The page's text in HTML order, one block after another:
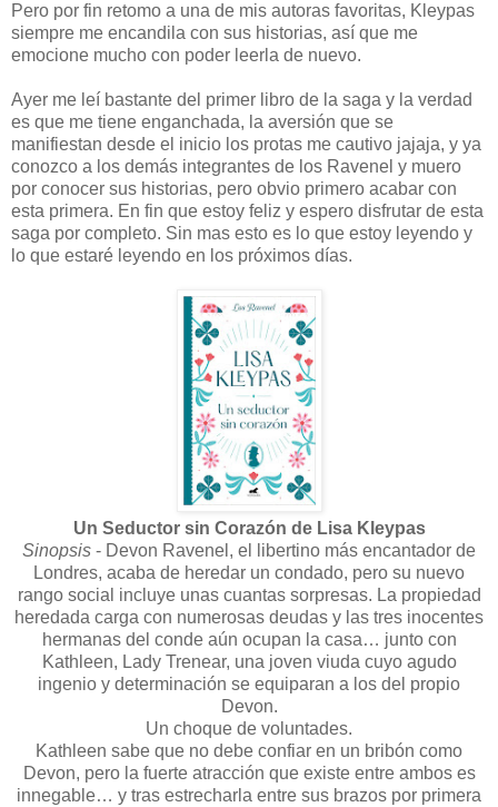
Pero por fin retomo a una de mis autoras favoritas, Kleypas
siempre me encandila con sus historias, así que me
emocione mucho con poder leerla de nuevo.
Ayer me leí bastante del primer libro de la saga y la verdad
es que me tiene enganchada, la aversión que se
manifiestan desde el inicio los protas me cautivo jajaja, y ya
conozco a los demás integrantes de los Ravenel y muero
por conocer sus historias, pero obvio primero acabar con
esta primera. En fin que estoy feliz y espero disfrutar de esta
saga por completo. Sin mas esto es lo que estoy leyendo y
lo que estaré leyendo en los próximos días.
Un Seductor sin Corazón de Lisa Kleypas
Sinopsis - Devon Ravenel, el libertino más encantador de
Londres, acaba de heredar un condado, pero su nuevo
rango social incluye unas cuantas sorpresas. La propiedad
heredada carga con numerosas deudas y las tres inocentes
hermanas del conde aún ocupan la casa… junto con
Kathleen, Lady Trenear, una joven viuda cuyo agudo
ingenio y determinación se equiparan a los del propio
Devon.
Un choque de voluntades.
Kathleen sabe que no debe confiar en un bribón como
Devon, pero la fuerte atracción que existe entre ambos es
innegable… y tras estrecharla entre sus brazos por primera